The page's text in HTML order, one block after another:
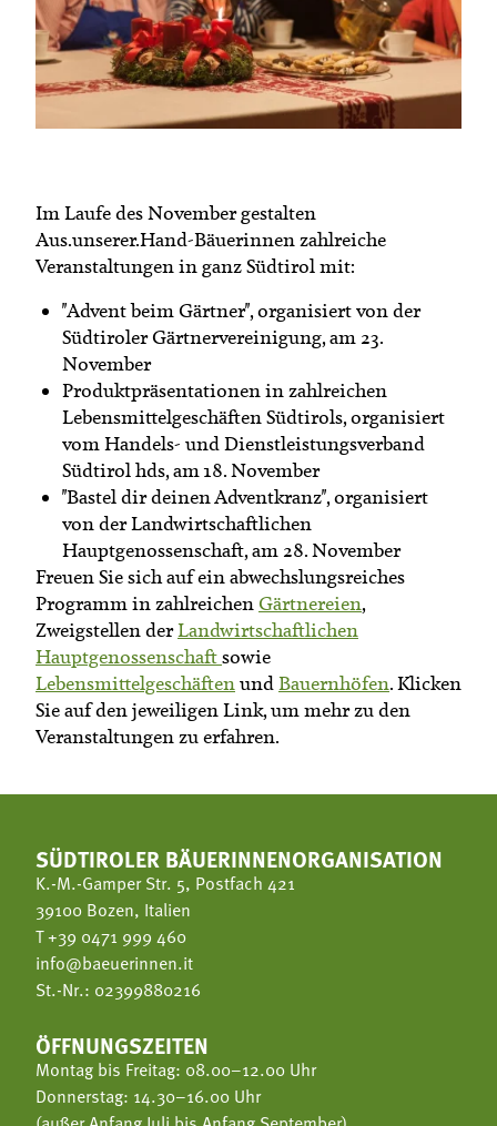
Mitgliedschaft
Landessekretariat
Bäuerliche Buffets
Hofgeschichten
Im Laufe des November gestalten
Aus.unserer.Hand-Bäuerinnen zahlreiche
Veranstaltungen in ganz Südtirol mit:
"Advent beim Gärtner", organisiert von der
Südtiroler Gärtnervereinigung, am 23.
November
Produktpräsentationen in zahlreichen
Lebensmittelgeschäften Südtirols, organisiert
vom Handels- und Dienstleistungsverband
Südtirol hds, am 18. November
"Bastel dir deinen Adventkranz", organisiert
von der Landwirtschaftlichen
Hauptgenossenschaft, am 28. November
Freuen Sie sich auf ein abwechslungsreiches
Programm in zahlreichen Gärtnereien,
Zweigstellen derLandwirtschaftlichen
Hauptgenossenschaftsowie
LebensmittelgeschäftenundBauernhöfen. Klicken
Sie auf den jeweiligen Link, um mehr zu den
Veranstaltungen zu erfahren.
SÜDTIROLER BÄUERINNENORGANISATION
K.-M.-Gamper Str. 5, Postfach 421
39100 Bozen, Italien
T+39 0471 999 460
info@baeuerinnen.it
St.-Nr.: 02399880216
ÖFFNUNGSZEITEN
Montag bis Freitag: 08.00–12.00 Uhr
Donnerstag: 14.30–16.00 Uhr